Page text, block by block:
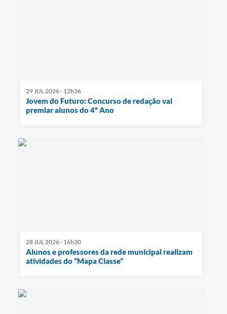
29 JUL 2026 - 12h36
Jovem do Futuro: Concurso de redação vai
premiar alunos do 4º Ano
28 JUL 2026 - 16h30
Alunos e professores da rede municipal realizam
atividades do “Mapa Classe”